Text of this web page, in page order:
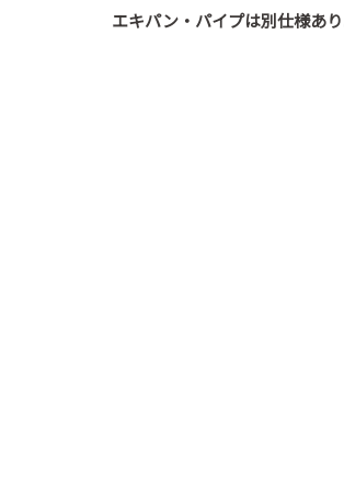
エキパン・パイプは別仕様あ